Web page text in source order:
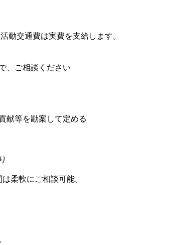
動交通費は実費を支給します。
、ご相談ください
献等を勘案して定める
柔軟にご相談可能。